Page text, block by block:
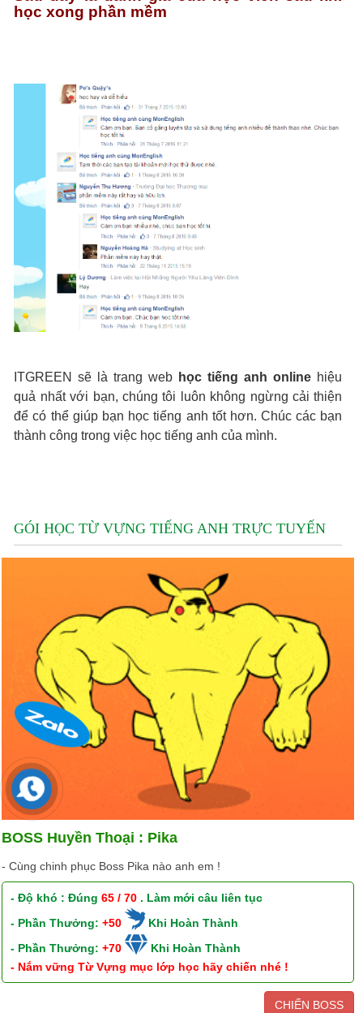
học xong phần mềm
ITGREEN sẽ là trang web học tiếng anh online hiệu
quả nhất với bạn, chúng tôi luôn không ngừng cải thiện
để có thể giúp bạn học tiếng anh tốt hơn. Chúc các bạn
thành công trong việc học tiếng anh của mình.
GÓI HỌC TỪ VỰNG TIẾNG ANH TRỰC TUYẾN
BOSS Huyền Thoại : Pika
- Cùng chinh phục Boss Pika nào anh em !
- Độ khó : Đúng65 / 70 . Làm mới câu liên tục
- Phần Thưởng:+50
Khi Hoàn Thành
- Phần Thưởng:+70
Khi Hoàn Thành
- Nắm vững Từ Vựng mục lớp học hãy chiến nhé !
CHIẾN BOSS